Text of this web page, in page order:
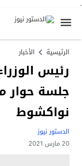
.
الرئيسية الأخبار
رئيس
جلسة حوار
نواكشوط
الدستور نيوز
20 مارس 2021